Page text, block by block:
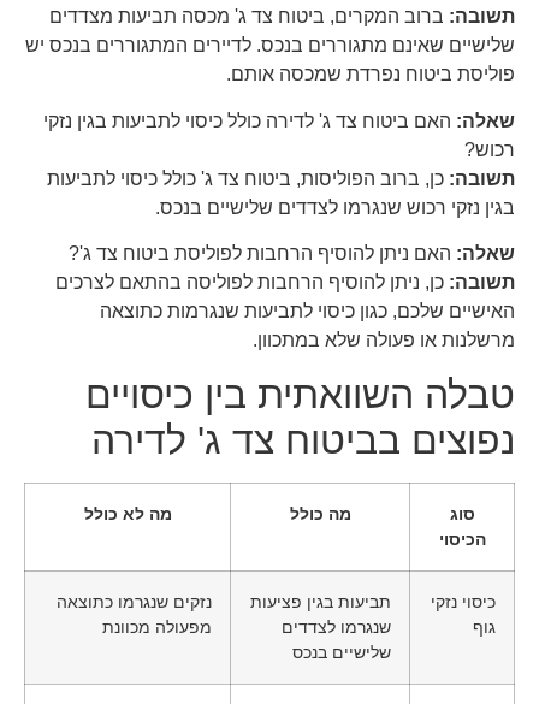
תשובה:ברוב המקרים, ביטוח צד ג' מכסה תביעות מצדדים
שלישיים שאינם מתגוררים בנכס. לדיירים המתגוררים בנכס יש
פוליסת ביטוח נפרדת שמכסה אותם.
שאלה:האם ביטוח צד ג' לדירה כולל כיסוי לתביעות בגין נזקי
רכוש?
תשובה:כן, ברוב הפוליסות, ביטוח צד ג' כולל כיסוי לתביעות
בגין נזקי רכוש שנגרמו לצדדים שלישיים בנכס.
שאלה:האם ניתן להוסיף הרחבות לפוליסת ביטוח צד ג'?
תשובה:כן, ניתן להוסיף הרחבות לפוליסה בהתאם לצרכים
האישיים שלכם, כגון כיסוי לתביעות שנגרמות כתוצאה
מרשלנות או פעולה שלא במתכוון.
טבלה השוואתית בין כיסויים
נפוצים בביטוח צד ג' לדירה
סוג
הכיסוי
מה כולל מה לא כולל
כיסוי נזקי
גוף
תביעות בגין פציעות
שנגרמו לצדדים
שלישיים בנכס
נזקים שנגרמו כתוצאה
מפעולה מכוונת